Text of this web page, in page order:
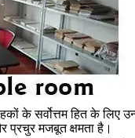
के सर्वोत्तम हित के लिए
मजबूत क्षमता है।